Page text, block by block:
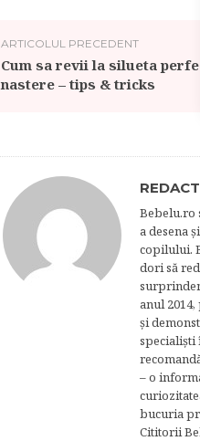
ARTICOLUL PRECEDENT
Cum sa revii la silueta
nastere – tips & tricks
Bebelu.ro
a desena
copilului.
dori să
anul
şi
specialişti
– o
bucuria
Cititorii